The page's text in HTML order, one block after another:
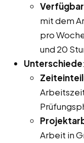
mit dem
pro
und 20
Unterschiede:
Arbeit in